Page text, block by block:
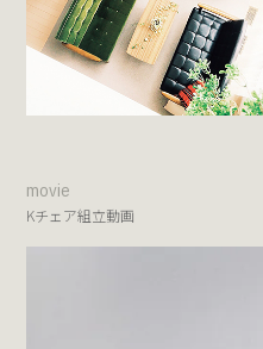
movie
Kチェア組立動画